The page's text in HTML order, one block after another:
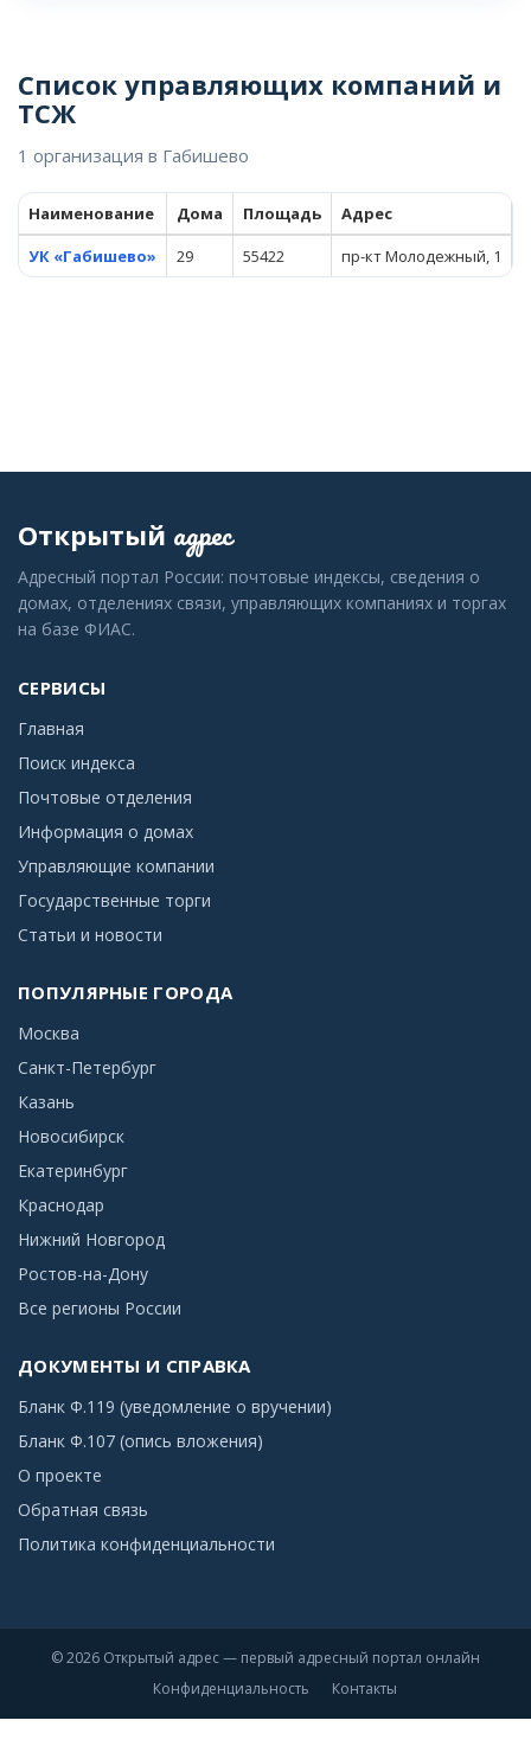
Список управляющих компаний и
ТСЖ
1 организация в Габишево
Наименование Дома Площадь Адрес
УК «Габишево»
29 55422 пр-кт Молодежный, 1
Открытый адрес
Адресный портал России: почтовые индексы, сведения о
домах, отделениях связи, управляющих компаниях и торгах
на базе ФИАС.
СЕРВИСЫ
Главная
Поиск индекса
Почтовые отделения
Информация о домах
Управляющие компании
Государственные торги
Статьи и новости
ПОПУЛЯРНЫЕ ГОРОДА
Москва
Санкт-Петербург
Казань
Новосибирск
Екатеринбург
Краснодар
Нижний Новгород
Ростов-на-Дону
Все регионы России
ДОКУМЕНТЫ И СПРАВКА
Бланк Ф.119 (уведомление о вручении)
Бланк Ф.107 (опись вложения)
О проекте
Обратная связь
Политика конфиденциальности
© 2026 Открытый адрес — первый адресный портал онлайн
Конфиденциальность
Контакты